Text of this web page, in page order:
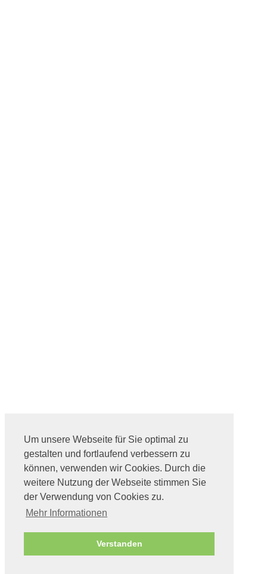
Um unsere Webseite für Sie optimal zu
gestalten und fortlaufend verbessern zu
können, verwenden wir Cookies. Durch die
weitere Nutzung der Webseite stimmen Sie
der Verwendung von Cookies zu.
Mehr Informationen
Verstanden